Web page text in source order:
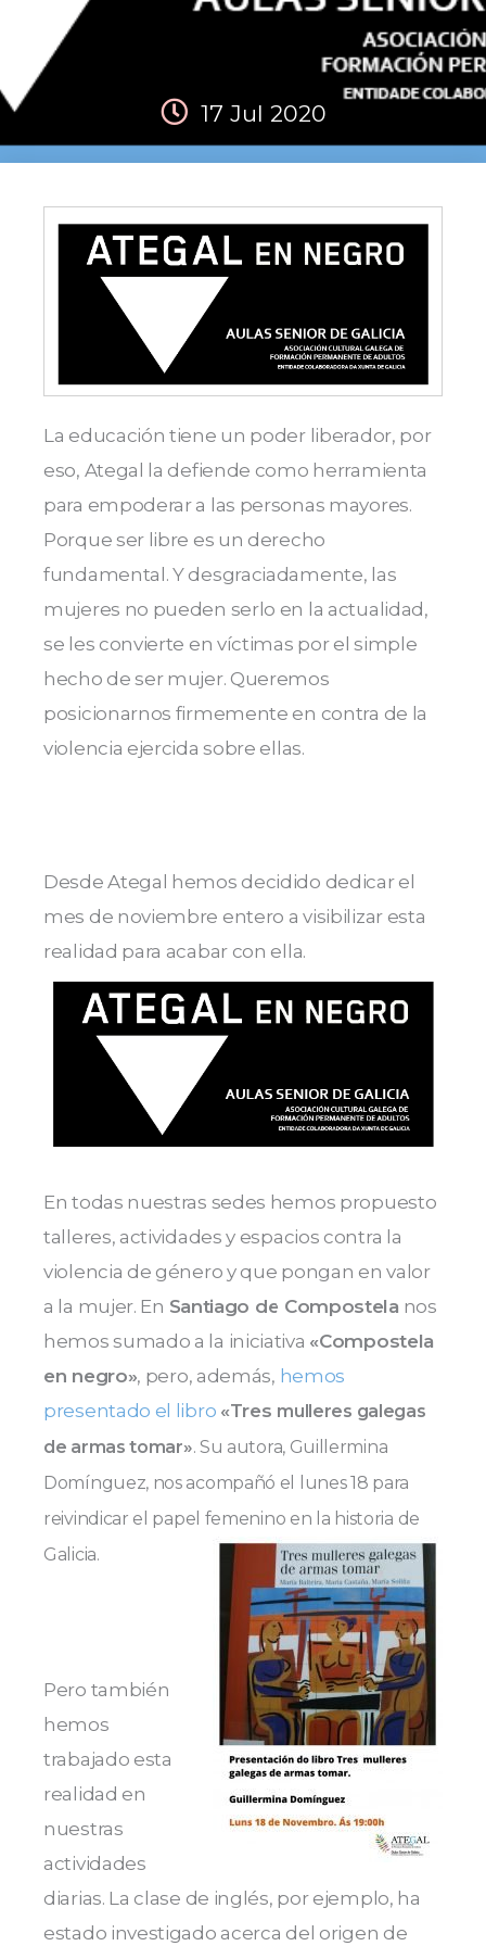
17 Jul 2020
La educación tiene un poder liberador, por
eso, Ategal la defiende como herramienta
para empoderar a las personas mayores.
Porque ser libre es un derecho
fundamental. Y desgraciadamente, las
mujeres no pueden serlo en la actualidad,
se les convierte en víctimas por el simple
hecho de ser mujer. Queremos
posicionarnos firmemente en contra de la
violencia ejercida sobre ellas.
Desde Ategal hemos decidido dedicar el
mes de noviembre entero a visibilizar esta
realidad para acabar con ella.
En todas nuestras sedes hemos propuesto
talleres, actividades y espacios contra la
violencia de género y que pongan en valor
a la mujer. En Santiago de Compostela nos
hemos sumado a la iniciativa «Compostela
en negro», pero, además, hemos
presentado el libro «Tres mulleres galegas
de armas tomar». Su autora, Guillermina
Domínguez, nos acompañó el lunes 18 para
reivindicar el papel femenino en la historia de
Galicia.
Pero también
hemos
trabajado esta
realidad en
nuestras
actividades
diarias. La clase de inglés, por ejemplo, ha
estado investigado acerca del origen de